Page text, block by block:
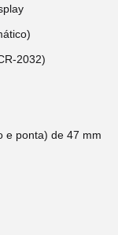
2032)
e ponta) de 47 mm